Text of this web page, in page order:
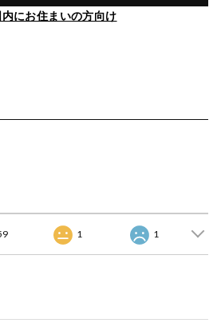
内にお住まいの方向け
1 1